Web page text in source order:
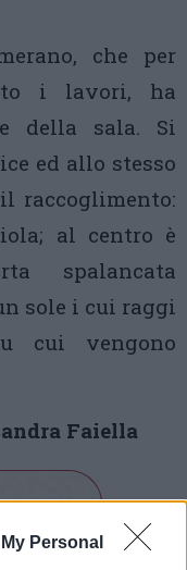
Personal
che per
i lavori, ha
della sala. Si
ed allo stesso
raccoglimento:
al centro è
spalancata
sole i cui raggi
cui vengono
Faiella